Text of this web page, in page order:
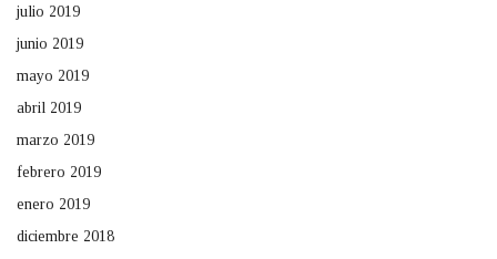
julio 2019
junio 2019
mayo 2019
abril 2019
marzo 2019
febrero 2019
enero 2019
diciembre 2018